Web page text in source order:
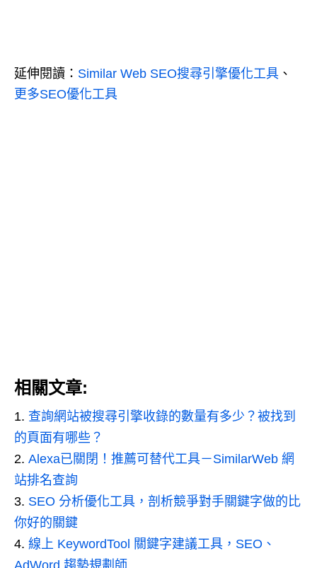
延伸閱讀： Similar Web SEO搜尋引擎優化工具 、
更多SEO優化工具
相關文章:
查詢網站被搜尋引擎收錄的數量有多少？被找到
的頁面有哪些？
Alexa已關閉！推薦可替代工具－SimilarWeb 網
站排名查詢
SEO 分析優化工具，剖析競爭對手關鍵字做的比
你好的關鍵
線上 KeywordTool 關鍵字建議工具，SEO、